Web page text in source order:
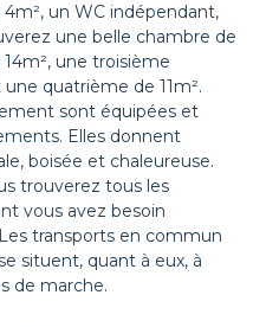
Rideaux
chevet
un WC indépendant,
une belle chambre de
une troisième
quatrième de 11m².
sont équipées et
Elles donnent
boisée et chaleureuse.
trouverez tous les
vous avez besoin
transports en commun
situent, quant à eux, à
de marche.